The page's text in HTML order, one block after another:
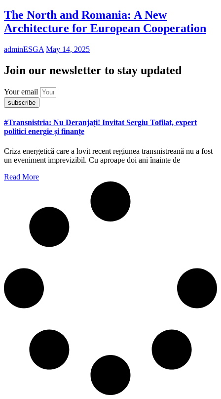
The North and Romania: A New
Architecture for European Cooperation
adminESGA May 14, 2025
Join our newsletter to stay updated
Your email
subscribe
#Transnistria: Nu Deranjați! Invitat Sergiu Tofilat, expert
politici energie și finanțe
Criza energetică care a lovit recent regiunea transnistreană nu a fost
un eveniment imprevizibil. Cu aproape doi ani înainte de
Read More